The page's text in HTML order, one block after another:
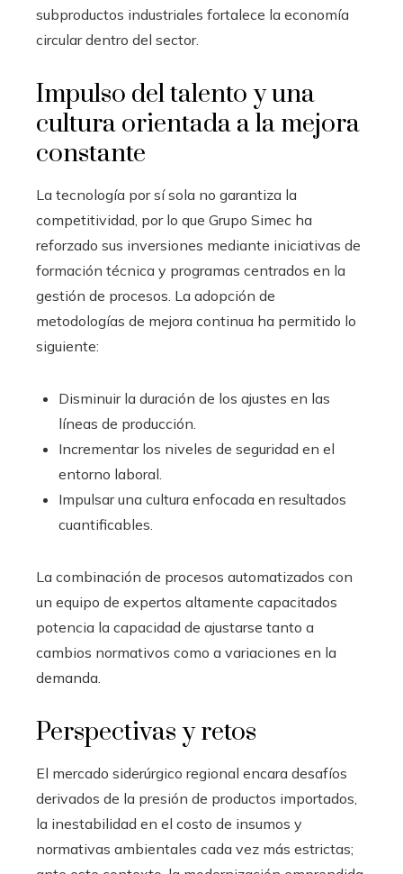
subproductos industriales fortalece la economía
circular dentro del sector.
Impulso del talento y una
cultura orientada a la mejora
constante
La tecnología por sí sola no garantiza la
competitividad, por lo que Grupo Simec ha
reforzado sus inversiones mediante iniciativas de
formación técnica y programas centrados en la
gestión de procesos. La adopción de
metodologías de mejora continua ha permitido lo
siguiente:
Disminuir la duración de los ajustes en las
líneas de producción.
Incrementar los niveles de seguridad en el
entorno laboral.
Impulsar una cultura enfocada en resultados
cuantificables.
La combinación de procesos automatizados con
un equipo de expertos altamente capacitados
potencia la capacidad de ajustarse tanto a
cambios normativos como a variaciones en la
demanda.
Perspectivas y retos
El mercado siderúrgico regional encara desafíos
derivados de la presión de productos importados,
la inestabilidad en el costo de insumos y
normativas ambientales cada vez más estrictas;